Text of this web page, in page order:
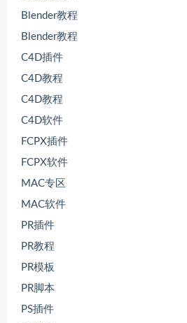
Blender教程
Blender教程
C4D插件
C4D教程
C4D教程
C4D软件
FCPX插件
FCPX软件
MAC专区
MAC软件
PR插件
PR教程
PR模板
PR脚本
PS插件